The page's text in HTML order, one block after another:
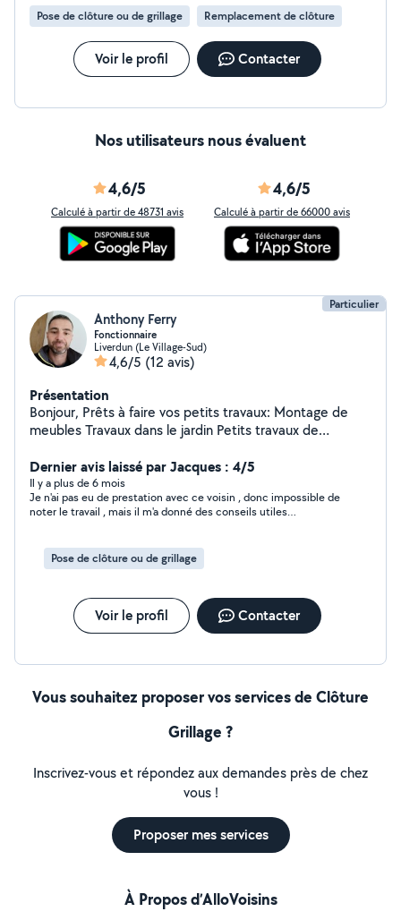
Pose de clôture ou de grillage Remplacement de clôture
Voir le profil Contacter
Nos utilisateurs nous évaluent
4,6/5
Calculé à partir de 48731 avis
4,6/5
Calculé à partir de 66000 avis
Particulier
Anthony Ferry
Fonctionnaire
Liverdun (Le Village-Sud)
4,6/5 (12 avis)
Présentation
Bonjour, Prêts à faire vos petits travaux: Montage de
meubles Travaux dans le jardin Petits travaux de
Peinture Pose de parquet flottant Etc... Étudie toutes
propositions
Dernier avis laissé par Jacques : 4/5
Il y a plus de 6 mois
Je n'ai pas eu de prestation avec ce voisin , donc impossible de
noter le travail , mais il m'a donné des conseils utiles
Pose de clôture ou de grillage
Voir le profil Contacter
Vous souhaitez proposer vos services de Clôture
Grillage ?
Inscrivez-vous et répondez aux demandes près de chez
vous !
Proposer mes services
À Propos d’AlloVoisins